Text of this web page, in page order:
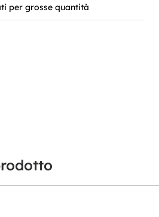
per grosse quantità